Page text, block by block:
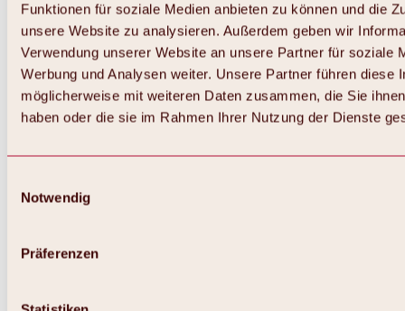
Funktionen für soziale Medien anbieten zu können und die
unsere Website zu analysieren. Außerdem geben wir
Verwendung unserer Website an unsere Partner für soziale
Werbung und Analysen weiter. Unsere Partner führen diese
möglicherweise mit weiteren Daten zusammen, die Sie
haben oder die sie im Rahmen Ihrer Nutzung der Dienste
Notwendig
Präferenzen